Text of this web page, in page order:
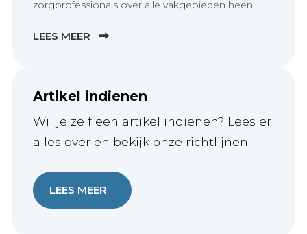
zorgprofessionals over alle vakgebieden heen.
LEES MEER
Artikel indienen
Wil je zelf een artikel indienen? Lees er
alles over en bekijk onze richtlijnen.
LEES MEER